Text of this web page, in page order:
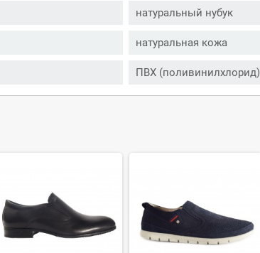
натуральный нубук
натуральная кожа
ПВХ (поливинилхлорид)